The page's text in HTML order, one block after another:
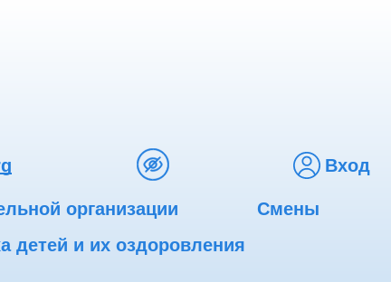
Вход
организации
Смены
детей и их оздоровления